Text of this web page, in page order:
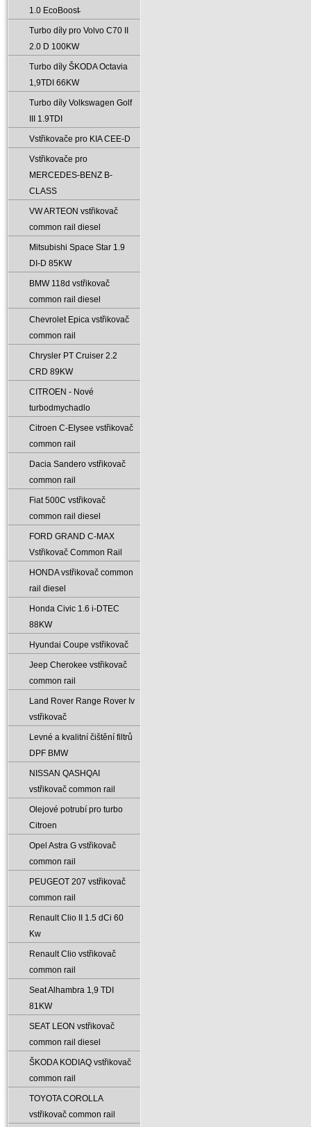
1.0 EcoBoost̵
Turbo díly pro Volvo C70 II
2.0 D 100KW
Turbo díly ŠKODA Octavia
1‚9TDI 66KW
Turbo díly Volkswagen Golf
III 1.9TDI
Vstřikovače pro KIA CEE-D
Vstřikovače pro
MERCEDES-BENZ B-
CLASS
VW ARTEON vstřikovač
common rail diesel
Mitsubishi Space Star 1.9
DI-D 85KW
BMW 118d vstřikovač
common rail diesel
Chevrolet Epica vstřikovač
common rail
Chrysler PT Cruiser 2.2
CRD 89KW
CITROEN - Nové
turbodmychadlo
Citroen C-Elysee vstřikovač
common rail
Dacia Sandero vstřikovač
common rail
Fiat 500C vstřikovač
common rail diesel
FORD GRAND C-MAX
Vstřikovač Common Rail
HONDA vstřikovač common
rail diesel
Honda Civic 1.6 i-DTEC
88KW
Hyundai Coupe vstřikovač
Jeep Cherokee vstřikovač
common rail
Land Rover Range Rover Iv
vstřikovač
Levné a kvalitní čištění filtrů
DPF BMW
NISSAN QASHQAI
vstřikovač common rail
Olejové potrubí pro turbo
Citroen
Opel Astra G vstřikovač
common rail
PEUGEOT 207 vstřikovač
common rail
Renault Clio II 1.5 dCi 60
Kw
Renault Clio vstřikovač
common rail
Seat Alhambra 1‚9 TDI
81KW
SEAT LEON vstřikovač
common rail diesel
ŠKODA KODIAQ vstřikovač
common rail
TOYOTA COROLLA
vstřikovač common rail